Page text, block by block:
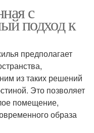
с
подход к
предполагает
из таких решений
Это позволяет
помещение,
образа